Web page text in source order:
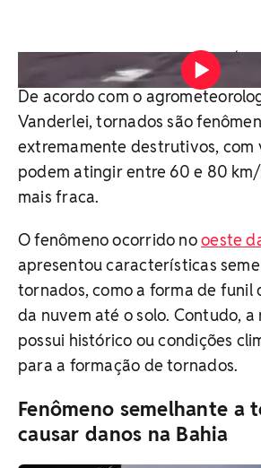
Vídeo: Reprodução / TV
De acordo com o
Vanderlei, tornados são
extremamente destrutivos, com
podem atingir entre 60 e 80
mais fraca.
O fenômeno ocorrido nooeste
apresentou características
tornados, como a forma de funil
da nuvem até o solo. Contudo, a
possui histórico ou condições
para a formação de tornados.
Fenômeno semelhante a
causar danos na Bahia